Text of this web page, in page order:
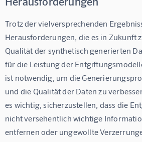
Trotz der vielversprechenden
Herausforderungen, die es in Zukunft
Qualität der synthetisch generierten
für die Leistung der
ist notwendig, um die
und die Qualität der Daten zu
es wichtig, sicherzustellen, dass die
nicht versehentlich wichtige
entfernen oder ungewollte